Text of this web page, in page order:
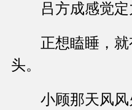
吕方成感觉定
正想瞌睡，就
头。
小顾那天风风